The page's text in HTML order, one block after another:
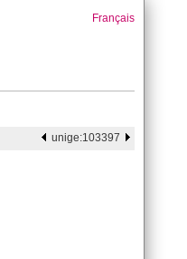
Français
unige:103397